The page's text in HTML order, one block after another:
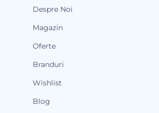
Despre Noi
Magazin
Oferte
Branduri
Wishlist
Blog